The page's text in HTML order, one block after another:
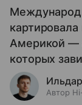
Америкой —
которых
Автор